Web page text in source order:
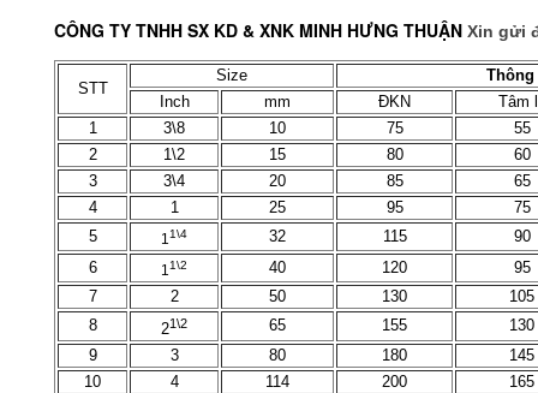
CÔNG TY TNHH SX KD & XNK MINH HƯNG THUẬN Xin gửi
STT
Size
Inch
mm ĐKN
Tâm
1
3\8 10 75
55
2
1\2 15 80
60
3
3\4 20 85
65
4
1 25 95
75
5
11\4 32 115
90
6
11\2 40 120
95
7
2 50 130
105
8
21\2 65 155
130
9
3 80 180
145
10
4 114 200
165